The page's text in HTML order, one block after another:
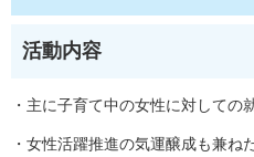
活動内容
・主に子育て中の女性に対して
・女性活躍推進の気運醸成も兼